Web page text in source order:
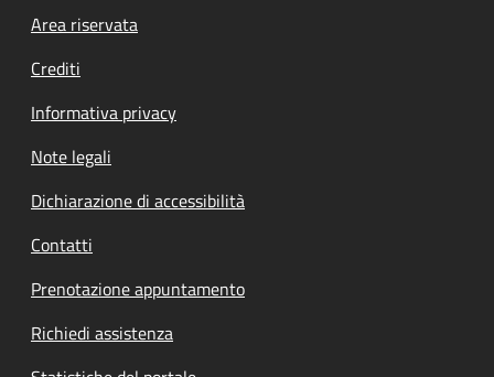
Footer menu
Area riservata
Crediti
Informativa privacy
Note legali
Dichiarazione di accessibilità
Contatti
Prenotazione appuntamento
Richiedi assistenza